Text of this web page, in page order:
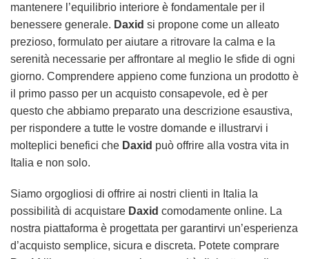
mantenere l’equilibrio interiore è fondamentale per il
benessere generale. Daxid si propone come un alleato
prezioso, formulato per aiutare a ritrovare la calma e la
serenità necessarie per affrontare al meglio le sfide di ogni
giorno. Comprendere appieno come funziona un prodotto è
il primo passo per un acquisto consapevole, ed è per
questo che abbiamo preparato una descrizione esaustiva,
per rispondere a tutte le vostre domande e illustrarvi i
molteplici benefici che Daxid può offrire alla vostra vita in
Italia e non solo.
Siamo orgogliosi di offrire ai nostri clienti in Italia la
possibilità di acquistare Daxid comodamente online. La
nostra piattaforma è progettata per garantirvi un’esperienza
d’acquisto semplice, sicura e discreta. Potete comprare